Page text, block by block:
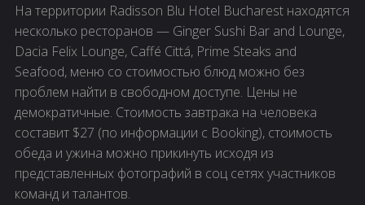
На территории Radisson Blu Hotel Bucharest находятся
несколько ресторанов — Ginger Sushi Bar and Lounge,
Dacia Felix Lounge, Caffé Cittá, Prime Steaks and
Seafood, меню со стоимостью блюд можно без
проблем найти в свободном доступе. Цены не
демократичные. Стоимость завтрака на человека
составит $27 (по информации с Booking), стоимость
обеда и ужина можно прикинуть исходя из
представленных фотографий в соц сетях участников
команд и талантов.